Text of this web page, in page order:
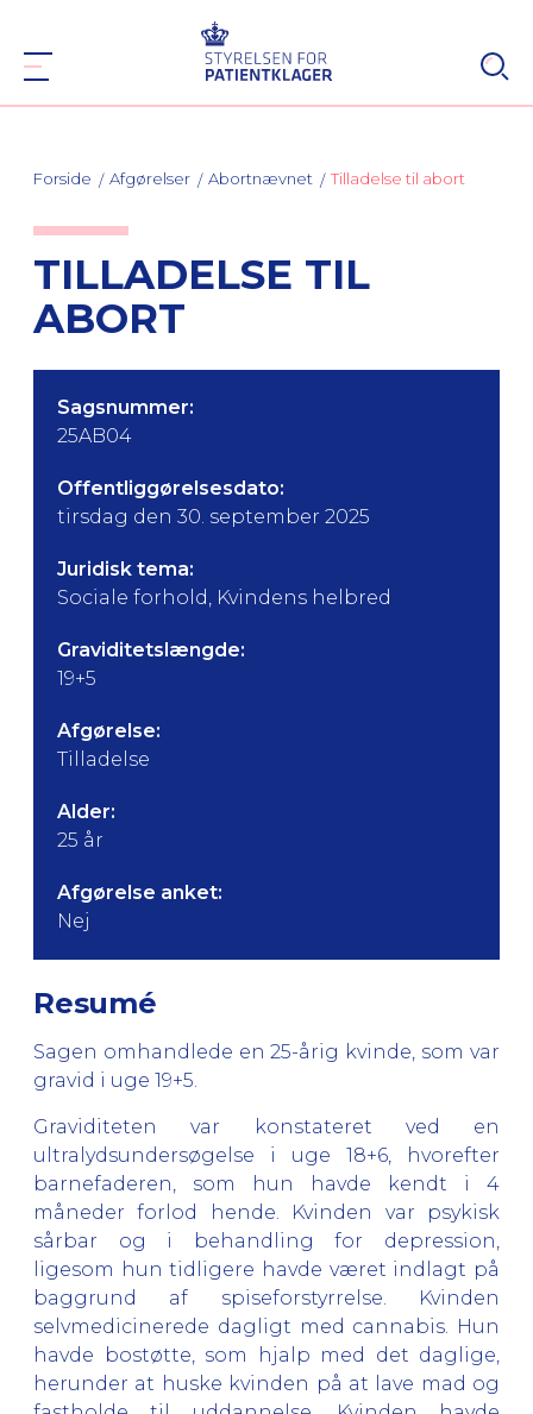
Forside Afgørelser Abortnævnet Tilladelse til abort
TILLADELSE TIL
ABORT
Sagsnummer:
25AB04
Offentliggørelsesdato:
tirsdag den 30. september 2025
Juridisk tema:
Sociale forhold, Kvindens helbred
Graviditetslængde:
19+5
Afgørelse:
Tilladelse
Alder:
25 år
Afgørelse anket:
Nej
Resumé
Sagen omhandlede en 25-årig kvinde, som var
gravid i uge 19+5.
Graviditeten var konstateret ved en
ultralydsundersøgelse i uge 18+6, hvorefter
barnefaderen, som hun havde kendt i 4
måneder forlod hende. Kvinden var psykisk
sårbar og i behandling for depression,
ligesom hun tidligere havde været indlagt på
baggrund af spiseforstyrrelse. Kvinden
selvmedicinerede dagligt med cannabis. Hun
havde bostøtte, som hjalp med det daglige,
herunder at huske kvinden på at lave mad og